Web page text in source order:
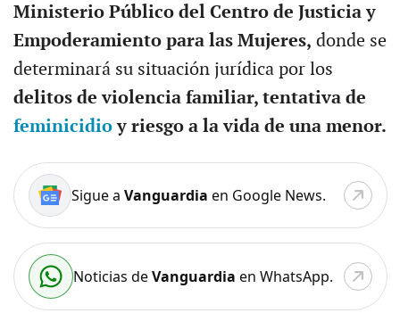
Ministerio Público del Centro de Justicia y
Empoderamiento para las Mujeres, donde se
determinará su situación jurídica por los
delitos de violencia familiar, tentativa de
feminicidioy riesgo a la vida de una menor.
Sigue a Vanguardia en Google News.
Noticias deVanguardia en WhatsApp.